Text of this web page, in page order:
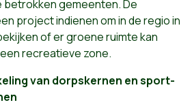
betrokken gemeenten. De
project indienen om in de regio in
of er groene ruimte kan
recreatieve zone.
van dorpskernen en sport-